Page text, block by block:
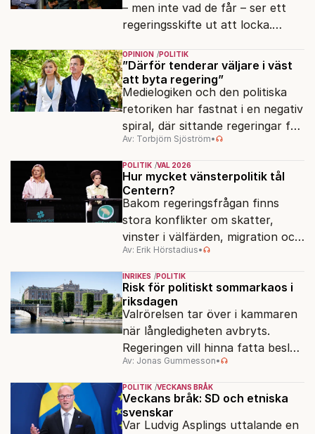
– men inte vad de får – ser ett
regeringsskifte ut att locka.
OPINION POLITIK
”Därför tenderar väljare i väst
att byta regering”
Medielogiken och den politiska
retoriken har fastnat i en negativ
spiral, där sittande regeringar får
klä skott för sådant som går
dåligt.
Av: Torbjörn Sjöström•
POLITIK VAL 2026
Hur mycket vänsterpolitik tål
Centern?
Bakom regeringsfrågan finns
stora konflikter om skatter,
vinster i välfärden, migration och
energi. Avståndet mellan C och
de rödgröna partierna är
fortfarande stort.
Av: Erik Hörstadius•
INRIKES POLITIK
Risk för politiskt sommarkaos i
riksdagen
Valrörelsen tar över i kammaren
när långledigheten avbryts.
Regeringen vill hinna fatta beslut
före valet – men oppositionen
ser sin chans att pressa
Tidösidan.
Av: Jonas Gummesson•
POLITIK VECKANS BRÅK
Veckans bråk: SD och etniska
svenskar
Var Ludvig Asplings uttalande en